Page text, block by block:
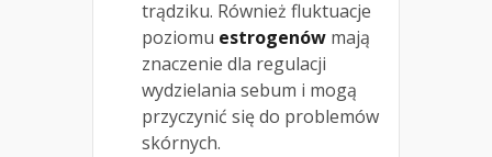
trądziku. Również fluktuacje
poziomu estrogenów mają
znaczenie dla regulacji
wydzielania sebum i mogą
przyczynić się do problemów
skórnych.